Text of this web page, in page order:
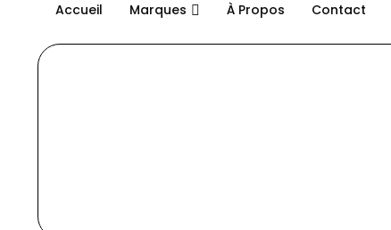
Accueil Marques À Propos Contact